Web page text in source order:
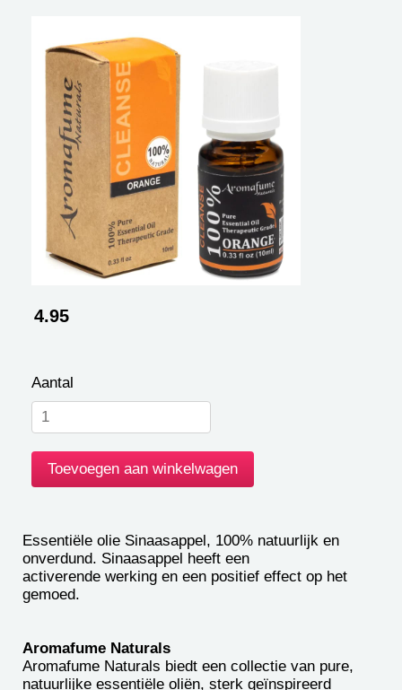
4.95
Aantal
Essentiële olie Sinaasappel, 100% natuurlijk en
onverdund. Sinaasappel heeft een
activerende werking en een positief effect op het
gemoed.
Aromafume Naturals
Aromafume Naturals biedt een collectie van pure,
natuurlijke essentiële oliën, sterk geïnspireerd